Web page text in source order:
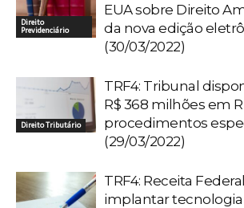
Direito
Previdenciário
EUA sobre Direito
da nova edição
(30/03/2022)
Direito Tributário
TRF4: Tribunal
R$ 368 milhões em
procedimentos
(29/03/2022)
TRF4: Receita
implantar tecnologia